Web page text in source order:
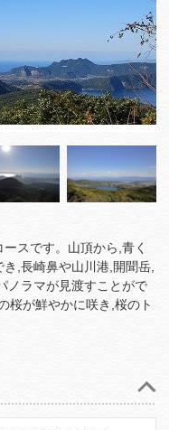
スです。山頂から,青く
,長崎鼻や山川港,開聞岳,
ノラマが見渡すことがで
桜が鮮やかに咲き,桜のト